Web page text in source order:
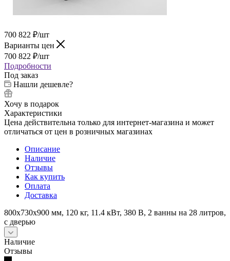
700 822 ₽/шт
Варианты цен
700 822 ₽/шт
Подробности
Под заказ
Нашли дешевле?
Хочу в подарок
Характеристики
Цена действительна только для интернет-магазина и может
отличаться от цен в розничных магазинах
Описание
Наличие
Отзывы
Как купить
Оплата
Доставка
800х730х900 мм, 120 кг, 11.4 кВт, 380 В, 2 ванны на 28 литров,
с дверью
Наличие
Отзывы